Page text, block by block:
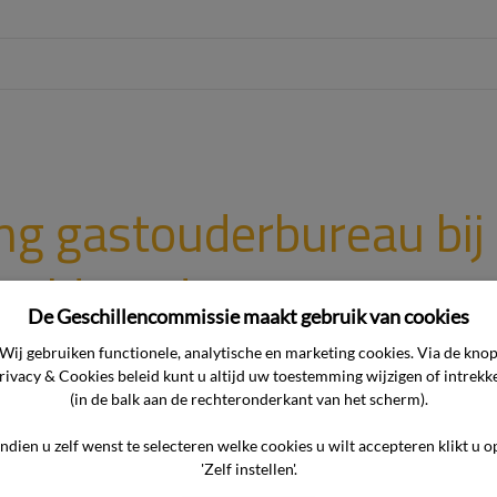
gastouderbureau
gastouderbureau onderscheidt zich van andere bureaus
benadering. Echter, de begeleiding van het
afwikkeling van de overeenkomst, was onvoldoende.
gastouderbureau voldoende begeleiding heeft geboden
De Geschillencommissie maakt gebruik van cookies
Wij gebruiken functionele, analytische en marketing cookies. Via de knop
& Cookies beleid kunt u altijd uw toestemming wijzigen of
(in de balk aan de rechteronderkant van het scherm).
u zelf wenst te selecteren welke cookies u wilt accepteren klikt u
'Zelf instellen'.